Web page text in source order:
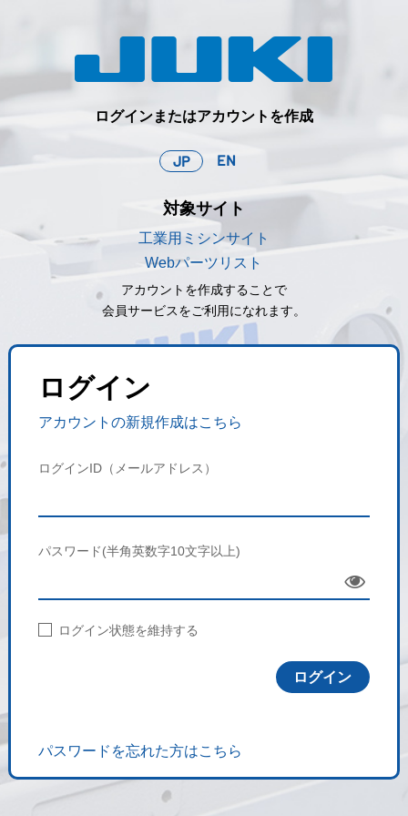
ログインまたはアカウントを作成
JP EN
対象サイト
工業用ミシンサイト
Webパーツリスト
アカウントを作成することで
会員サービスをご利用になれます。
ログイン
アカウントの新規作成はこちら
ログインID（メールアドレス）
パスワード(半角英数字10文字以上)
Sho
w
ログイン状態を維持する
パスワードを忘れた方はこちら